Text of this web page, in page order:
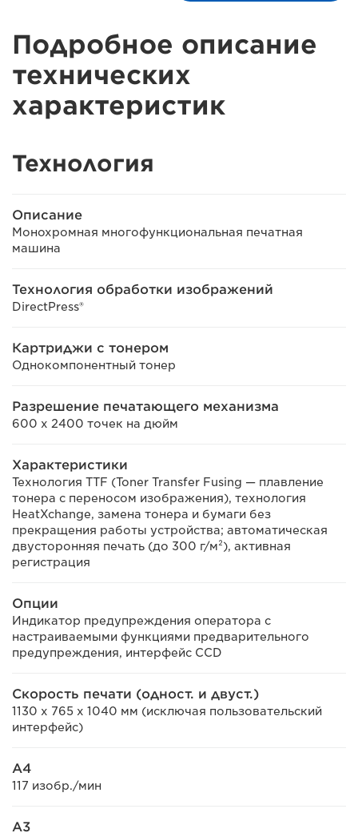
Подробное описание
технических
характеристик
Технология
Описание
Монохромная многофункциональная печатная
машина
Технология обработки изображений
DirectPress®
Картриджи с тонером
Однокомпонентный тонер
Разрешение печатающего механизма
600 x 2400 точек на дюйм
Характеристики
Технология TTF (Toner Transfer Fusing — плавление
тонера с переносом изображения), технология
HeatXchange, замена тонера и бумаги без
прекращения работы устройства; автоматическая
двусторонняя печать (до 300 г/м²), активная
регистрация
Опции
Индикатор предупреждения оператора с
настраиваемыми функциями предварительного
предупреждения, интерфейс CCD
Скорость печати (одност. и двуcт.)
1130 x 765 x 1040 мм (исключая пользовательский
интерфейс)
A4
117 изобр./мин
A3